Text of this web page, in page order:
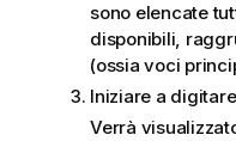
sono elencate
disponibili,
(ossia voci
Iniziare a
Verrà